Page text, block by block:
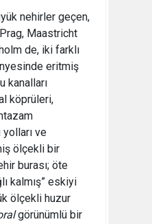
nehirler geçen,
Maastricht
de, iki farklı
eritmiş
kanalları
köprüleri,
ve
ölçekli bir
burası; öte
kalmış” eskiyi
ölçekli huzur
görünümlü bir